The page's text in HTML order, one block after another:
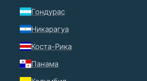
Гондурас
Никарагуа
Коста-Рика
Панама